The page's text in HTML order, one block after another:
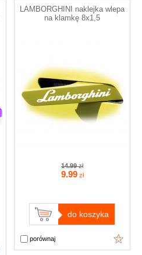
LAMBORGHINI naklejka wlepa
na klamkę 8x1,5
14.99 zł
9.99 zł
do koszyka
porównaj